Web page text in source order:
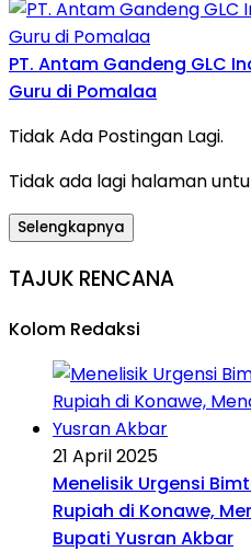
PT. Antam Gandeng GLC
Guru di Pomalaa
Tidak Ada Postingan Lagi.
Tidak ada lagi halaman
Selengkapnya
TAJUK RENCANA
Kolom Redaksi
21 April 2025
Menelisik Urgensi
Rupiah di Konawe,
Bupati Yusran Akbar